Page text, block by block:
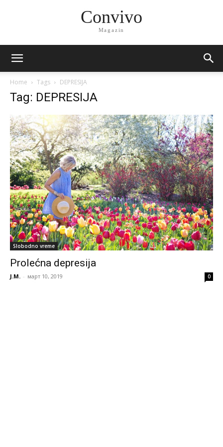
Convivo
Magazin
Home Tags DEPRESIJA
Tag: DEPRESIJA
Slobodno vreme
Prolećna depresija
J.M. - март 10, 2019 0